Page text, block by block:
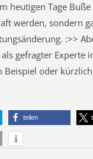
heutigen Tage
werden, sondern
:>>
gefragter Experte
Beispiel oder
teilen